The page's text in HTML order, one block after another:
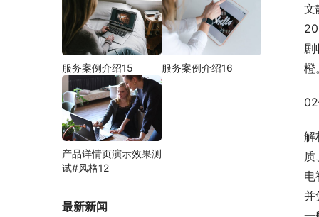
文
剧
橙。
解
电
并
服务案例介绍15 服务案例介绍16
产品详情页演示效果测
试#风格12
最新新闻